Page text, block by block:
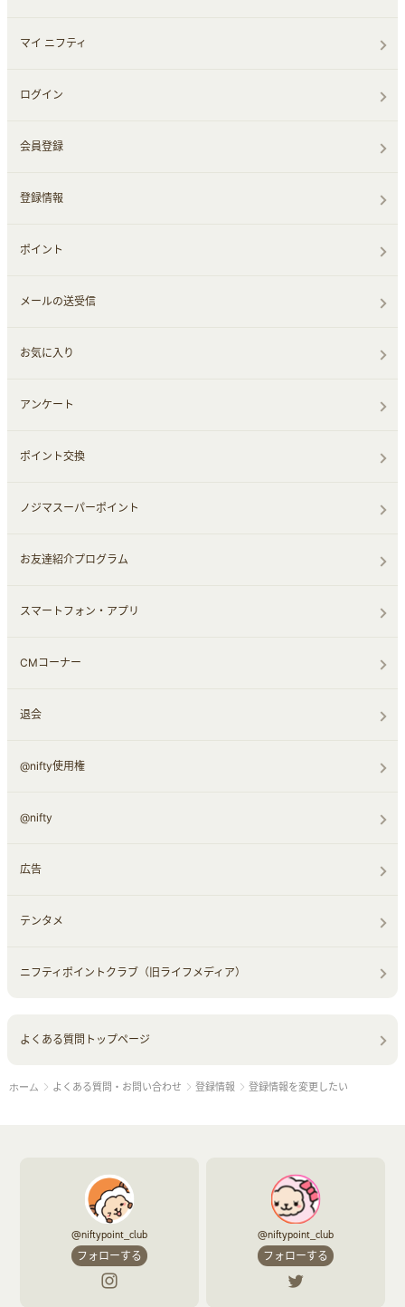
マイ ニフティ
ログイン
会員登録
登録情報
ポイント
メールの送受信
お気に入り
アンケート
ポイント交換
ノジマスーパーポイント
お友達紹介プログラム
スマートフォン・アプリ
CMコーナー
退会
@nifty使用権
@nifty
広告
テンタメ
ニフティポイントクラブ（旧ライフメディア）
よくある質問トップページ
ホーム よくある質問・お問い合わせ 登録情報 登録情報を変更したい
@niftypoint_club
フォローする
@niftypoint_club
フォローする